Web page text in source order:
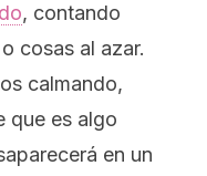
, contando
cosas al azar.
calmando,
que es algo
en un